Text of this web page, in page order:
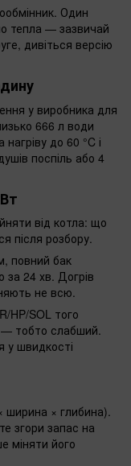
Один
тепла — зазвичай
дивіться версію
у виробника для
666 л води
до 60 °C і
поспіль або 4
від котла: що
після розбору.
повний бак
за 24 хв. Догрів
не всю.
HP/SOL того
— тобто слабший.
у швидкості
× глибина).
згори запас на
міняти його